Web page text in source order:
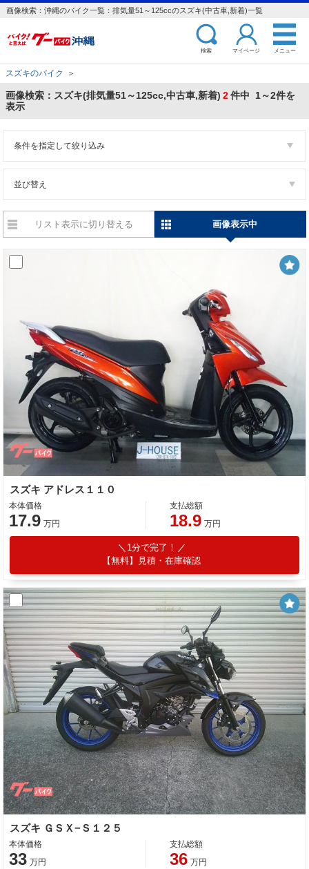
画像検索：沖縄のバイク一覧：排気量51～125ccのスズキ(中古車,新着)一覧
検索 マイページ メニュー
スズキのバイク ＞
画像検索：スズキ(排気量51～125cc,中古車,新着) 2件中 1～2件を
表示
条件を指定して絞り込み
並び替え
リスト表示に切り替える 画像表示中
スズキ アドレス１１０
本体価格
17.9 万円
支払総額
18.9 万円
1分で完了！
【無料】見積・在庫確認
スズキ ＧＳＸ−Ｓ１２５
本体価格
33 万円
支払総額
36 万円